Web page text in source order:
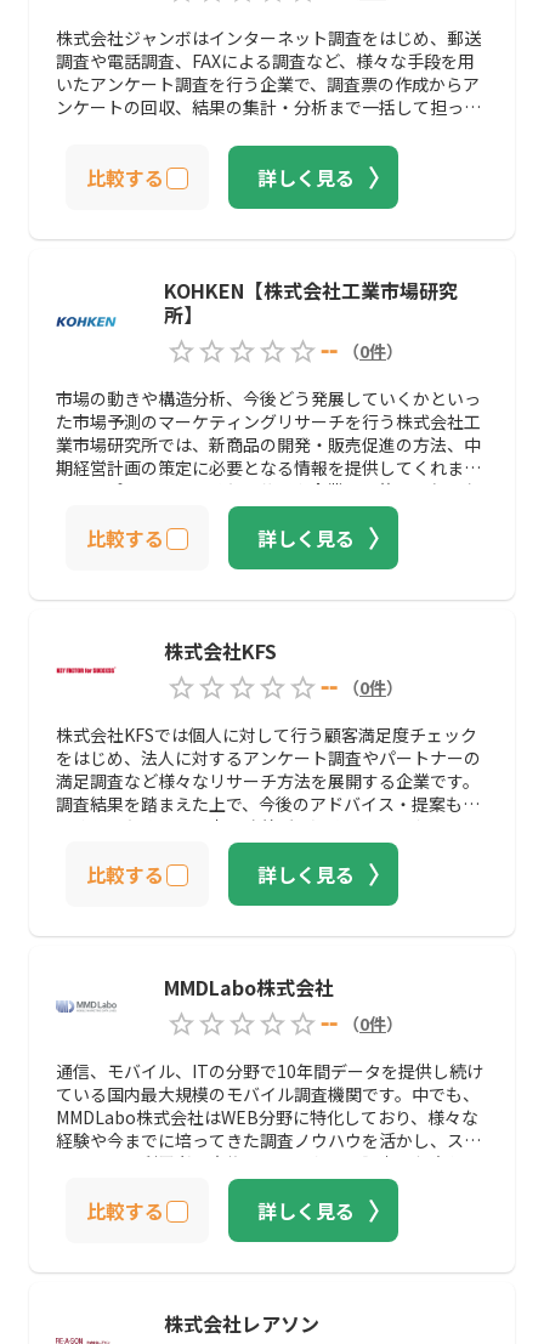
株式会社ジャンボはインターネット調査をはじめ、郵送
調査や電話調査、FAXによる調査など、様々な手段を用
いたアンケート調査を行う企業で、調査票の作成からア
ンケートの回収、結果の集計・分析まで一括して担って
比較する 詳しく見る
KOHKEN【株式会社工業市場研究
所】
--
（0件）
市場の動きや構造分析、今後どう発展していくかといっ
た市場予測のマーケティングリサーチを行う株式会社工
業市場研究所では、新商品の開発・販売促進の方法、中
期経営計画の策定に必要となる情報を提供してくれま
す。アプローチをかけたい分野や企業の目的から必要な
調査方法を探すことも可能です。
比較する 詳しく見る
株式会社KFS
--
（0件）
株式会社KFSでは個人に対して行う顧客満足度チェック
をはじめ、法人に対するアンケート調査やパートナーの
満足調査など様々なリサーチ方法を展開する企業です。
調査結果を踏まえた上で、今後のアドバイス・提案もし
てくれるため、より良い改善が見込めるでしょう。
比較する 詳しく見る
MMDLabo株式会社
--
（0件）
通信、モバイル、ITの分野で10年間データを提供し続け
ている国内最大規模のモバイル調査機関です。中でも、
MMDLabo株式会社はWEB分野に特化しており、様々な
経験や今までに培ってきた調査ノウハウを活かし、スマ
ートフォン利用者へ実施するアンケート調査を得意とし
比較する 詳しく見る
株式会社レアソン